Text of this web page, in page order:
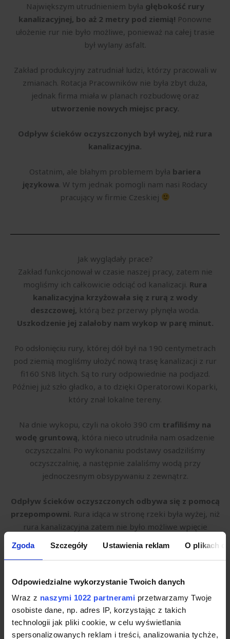
Zgoda Szczegóły Ustawienia reklam O plikach
Odpowiedzialne wykorzystanie Twoich danych
Wraz z naszymi 1022 partnerami przetwarzamy Twoje
osobiste dane, np. adres IP, korzystając z takich
technologii jak pliki cookie, w celu wyświetlania
spersonalizowanych reklam i treści, analizowania tychże,
Największym utrudnieniem była głębokość rury
kanalizacyjnej, bo aż 2 metry pod ziemią! Ponowne
ułożenie rur nie było możliwe, ponieważ na całej trasie
był wylany asfalt.
Zakład produkcyjny zatrudniał ludzi, którzy pracowali w
zmianach. Rotacja Pracowników nie była zbyt duża,
jednak firma miała w planach rozbudowę oraz
utworzenie nowych miejsc pracy.
Odpływ ścieków oczyszczonych był wyżej, niż rura
kanalizacyjna.
Ostatnim, ale błahym problemem była bariera
językowa. W tym jednak pomogli nam nasi Rodacy
pracujący w firmie Czeskiej
Jak wyglądały prace?
Zakład funkcjonował w czasie naszej pracy, zatem nie
mogliśmy ich całkowicie odciąć od kanalizacji. Rura
kanalizacyjna krzyżowała się z rurą z wody
deszczowej, którą bez przerwy płynęła woda.
Uszkodzenie jej zalałoby nam wykop w parę minut.
Po odsłonięciu rury, której dół był na 190 centymetrach
pod ziemią mogliśmy ułożyć nową trasę kanalizacji z rur
fi160 SN8 litych. Są to rury odpowiednie na podjazd.
Później już szło gładko, a to dzięki Operatorowi Koparki,
który znał lokalne tereny.
Na dnie wykopu, czyli na około 390 cm trafiliśmy na
wodę gruntową, która nieco utrudniła nam osadzenie
oczyszczalni. Po wykonaniu podstawy osadziliśmy
oczyszczalnię, a następnie zalaliśmy wodą przy
jednoczesnym obsypywaniu z zewnątrz.
Odpływ ścieków oczyszczonych odbywa się z pomocą
przepompowni. Rura idąca w stronę rzeki była wyżej, niż
rura kanalizacyjna zatem nie było możliwe wpięcie